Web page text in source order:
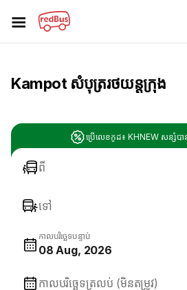
☰
Kampot សំបុត្ររថយន្តក្រុង
ប្រើលេខកូដ៖ KHNEW សន្សំ
ពី
ទៅ
កាលបរិច្ឆេទបន្ទាប់
08 Aug, 2026
កាលបរិច្ឆេទត្រលប់ (មិនតម្រូវ)